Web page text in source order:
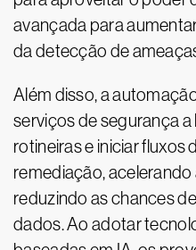
avançada para
da detecção de
Além disso, a
serviços de segurança
rotineiras e iniciar fluxos
remediação,
reduzindo as chances
dados. Ao adotar